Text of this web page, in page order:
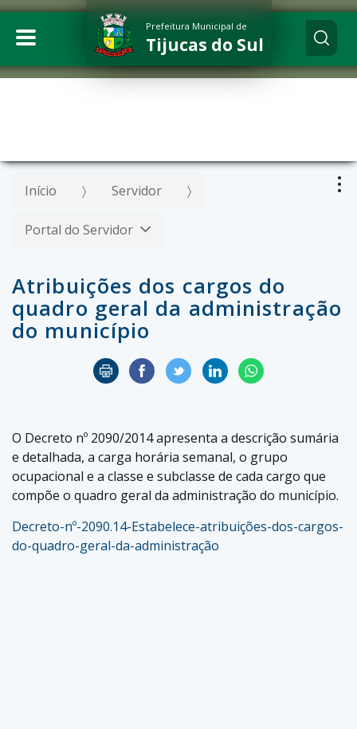
Prefeitura Municipal de
Tijucas do Sul
Início Servidor
Portal do Servidor
Atribuições dos cargos do
quadro geral da administração
do município
O Decreto nº 2090/2014 apresenta a descrição sumária
e detalhada, a carga horária semanal, o grupo
ocupacional e a classe e subclasse de cada cargo que
compõe o quadro geral da administração do município.
Decreto-nº-2090.14-Estabelece-atribuições-dos-cargos-
do-quadro-geral-da-administração